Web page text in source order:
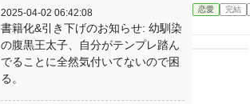
恋愛 完結
2025-04-02 06:42:08
書籍化&引き下げのお知らせ: 幼馴染
の腹黒王太子、自分がテンプレ踏ん
でることに全然気付いてないので困
る。